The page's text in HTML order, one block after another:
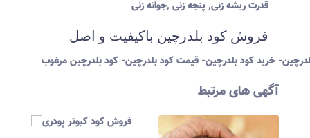
قدرت ریشه زنی, پنجه زنی ,جوانه زنی
فروش کود بلدرچین باکیفیت و اصل
خرید کود بلدرچین- قیمت کود بلدرچین- کود بلدرچین مرغوب
آگهی های مرتبط